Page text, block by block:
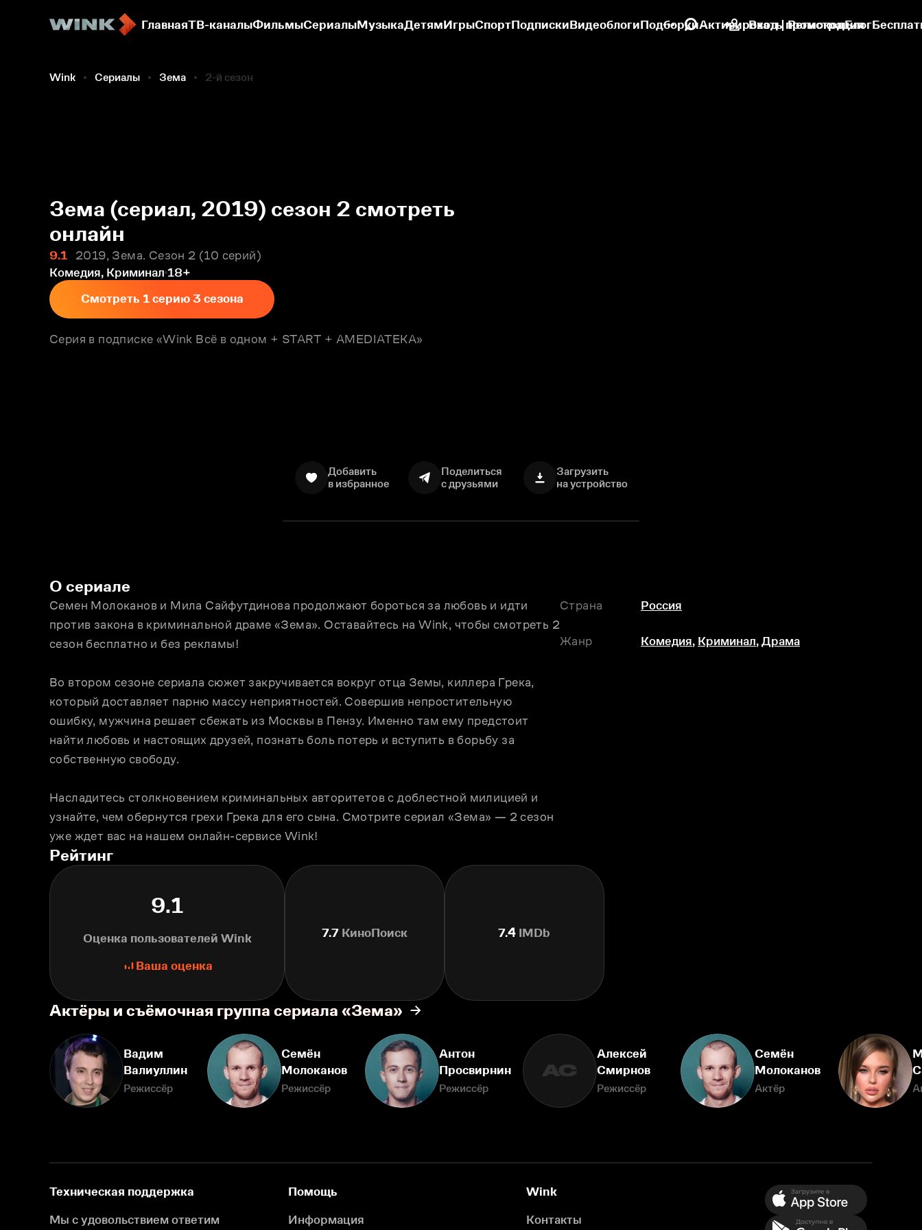
ГлавнаяТВ-каналыФильмыСериалыМузыкаДетямИгрыСпортПодпискиВидеоблогиПодборкиАктивировать промокодБлог
Вход | Регистрация
Wink Сериалы Зема 2-й сезон
Зема (сериал, 2019) сезон 2 смотреть
онлайн
9.1 2019, Зема. Сезон 2
10 серий
Комедия, Криминал 18+
Смотреть 1 серию 3 сезона
Серия в подписке «Wink Всё в одном + START + AMEDIATEKA»
Добавить
в избранное
Поделиться
с друзьями
Загрузить
на устройство
О сериале
Семен Молоканов и Мила Сайфутдинова продолжают бороться за любовь и идти
против закона в криминальной драме «Зема». Оставайтесь на Wink, чтобы смотреть 2
сезон бесплатно и без рекламы!
Во втором сезоне сериала сюжет закручивается вокруг отца Земы, киллера Грека,
который доставляет парню массу неприятностей. Совершив непростительную
ошибку, мужчина решает сбежать из Москвы в Пензу. Именно там ему предстоит
найти любовь и настоящих друзей, познать боль потерь и вступить в борьбу за
собственную свободу.
Насладитесь столкновением криминальных авторитетов с доблестной милицией и
узнайте, чем обернутся грехи Грека для его сына. Смотрите сериал «Зема» — 2 сезон
уже ждет вас на нашем онлайн-сервисе Wink!
Страна Россия
Жанр Комедия, Криминал, Драма
Рейтинг
9.1
Оценка пользователей Wink
Ваша оценка
7.7 КиноПоиск 7.4 IMDb
Актёры и съёмочная группа сериала «Зема»
Вадим
Валиуллин
Режиссёр
Семён
Молоканов
Режиссёр
Антон
Просвирнин
Режиссёр
АС
Алексей
Смирнов
Режиссёр
Семён
Молоканов
Актёр
Техническая поддержка
Мы с удовольствием ответим
Помощь
Информация
Wink
Контакты